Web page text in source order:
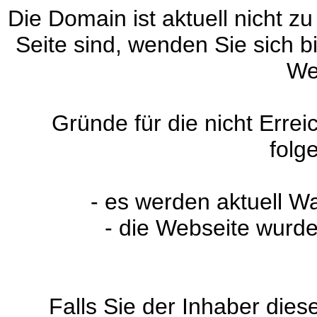
Die Domain ist aktuell nicht
Seite sind, wenden Sie sich
Gründe für die nicht
- es werden aktuell
- die Webseite
Falls Sie der Inhaber